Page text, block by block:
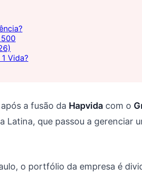
Vida?
a fusão da Hapvida com o
Latina, que passou a
o portfólio da empresa é